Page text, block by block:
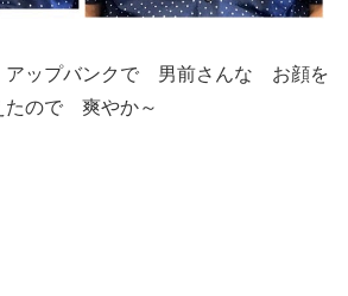
ップバンクで 男前さんな お顔を
ので 爽やか～